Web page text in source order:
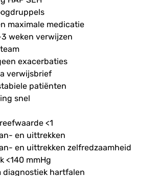
maximale medicatie
weken verwijzen
exacerbaties
verwijsbrief
patiënten
snel
<1
en uittrekken
en uittrekken zelfredzaamheid
<140 mmHg
diagnostiek hartfalen